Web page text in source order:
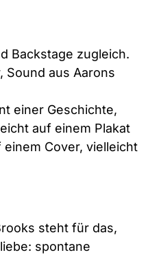
Backstage zugleich.
Sound aus Aarons
einer Geschichte,
auf einem Plakat
Cover, vielleicht
steht für das,
spontane